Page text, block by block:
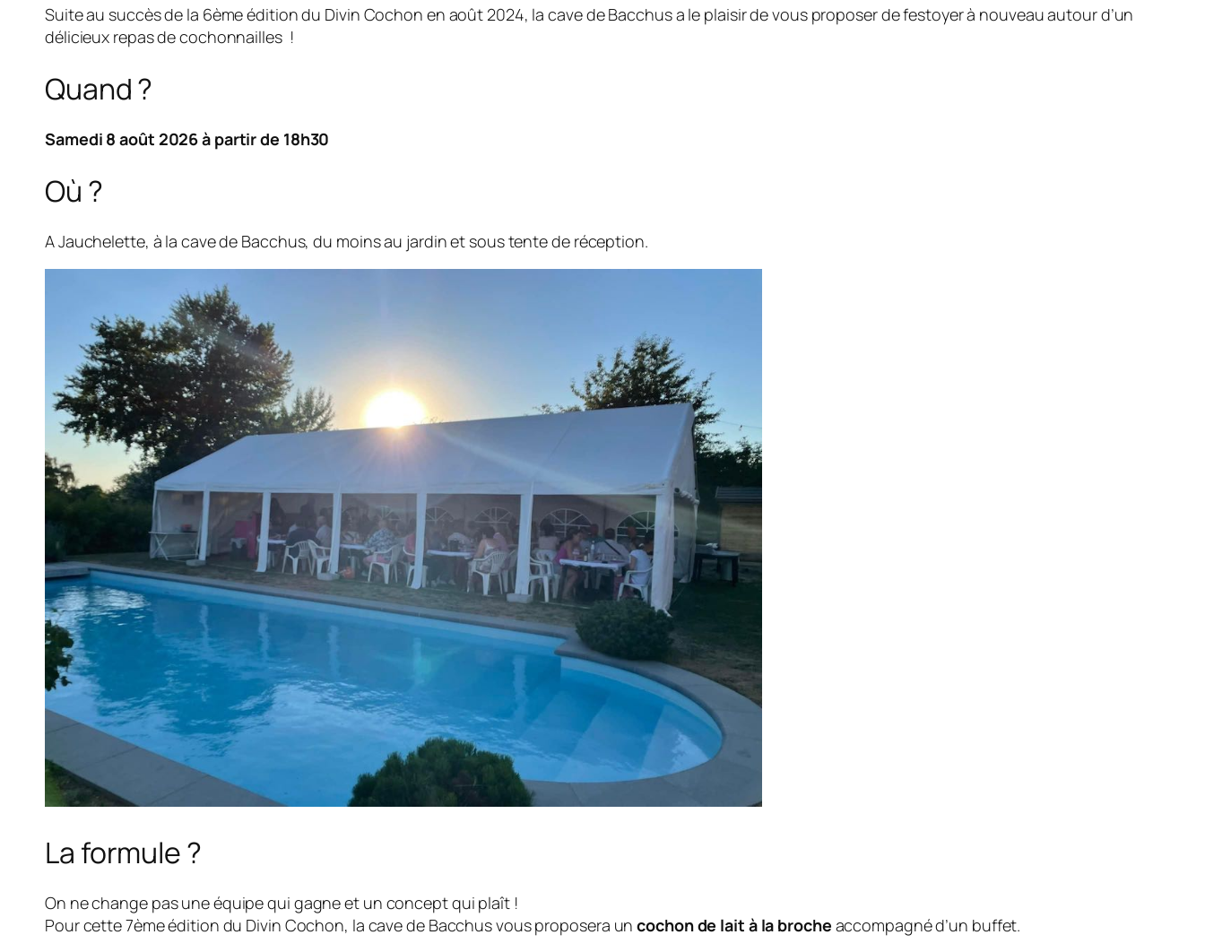
Suite au succès de la 6ème édition du Divin Cochon en août 2024, la cave de Bacchus a le plaisir de vous proposer de festoyer à nouveau autour d’un
délicieux repas de cochonnailles !
Quand ?
Samedi 8 août 2026 à partir de 18h30
Où ?
A Jauchelette, à la cave de Bacchus, du moins au jardin et sous tente de réception.
La formule ?
On ne change pas une équipe qui gagne et un concept qui plaît !
Pour cette 7ème édition du Divin Cochon, la cave de Bacchus vous proposera uncochon de lait à la broche accompagné d’un buffet.